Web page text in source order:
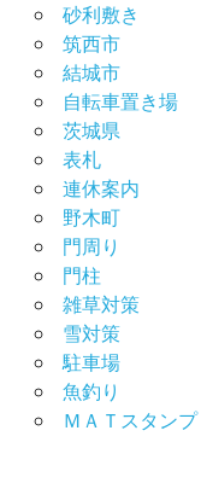
砂利敷き
筑西市
結城市
自転車置き場
茨城県
表札
連休案内
野木町
門周り
門柱
雑草対策
雪対策
駐車場
魚釣り
ＭＡＴスタンプ